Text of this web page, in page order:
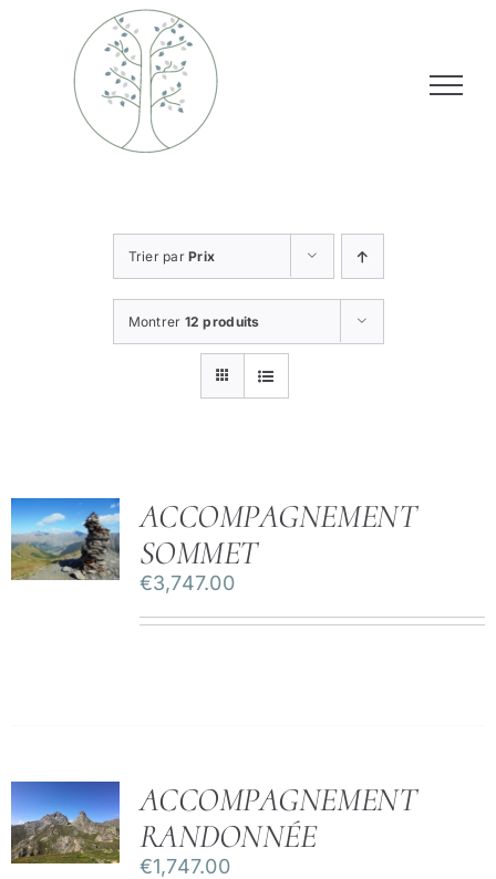
contenu
Trier parPrix
Montrer 12 produits
ACCOMPAGNEMENT
SOMMET
€3,747.00
ACCOMPAGNEMENT
RANDONNÉE
€1,747.00